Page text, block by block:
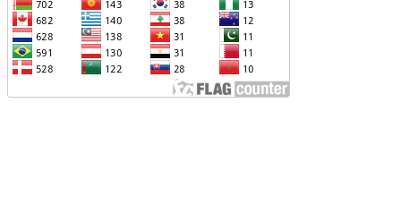
ՌՈՒՍ-ՀԱՅԿԱԿԱՆ
ՎԵՐԱԲԵՐՈՂ
ԱԴՐԲԵՋԱՆԻ ՆԿԱՏՄԱՄԲ
ՊՐԱԿՏԻԿԱՅԻՆ